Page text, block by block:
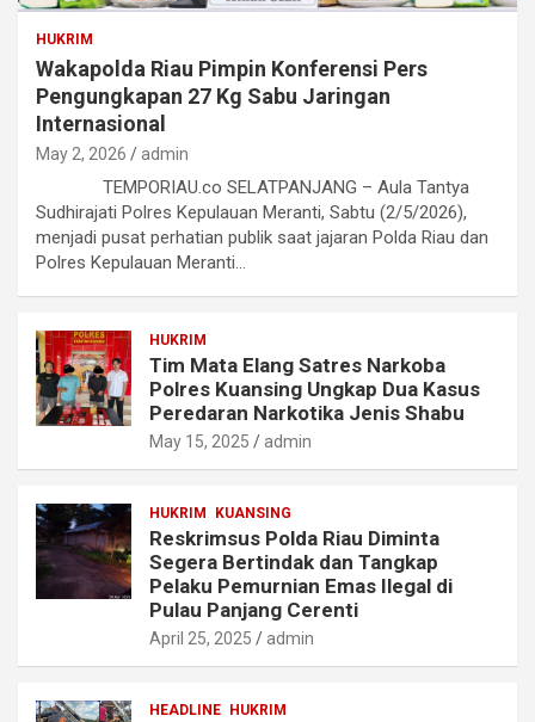
HUKRIM
Wakapolda Riau Pimpin Konferensi Pers
Pengungkapan 27 Kg Sabu Jaringan
Internasional
May 2, 2026 admin
TEMPORIAU.co SELATPANJANG – Aula Tantya
Sudhirajati Polres Kepulauan Meranti, Sabtu (2/5/2026),
menjadi pusat perhatian publik saat jajaran Polda Riau dan
Polres Kepulauan Meranti…
HUKRIM
Tim Mata Elang Satres Narkoba
Polres Kuansing Ungkap Dua Kasus
Peredaran Narkotika Jenis Shabu
May 15, 2025 admin
HUKRIM KUANSING
Reskrimsus Polda Riau Diminta
Segera Bertindak dan Tangkap
Pelaku Pemurnian Emas Ilegal di
Pulau Panjang Cerenti
April 25, 2025 admin
HEADLINE HUKRIM